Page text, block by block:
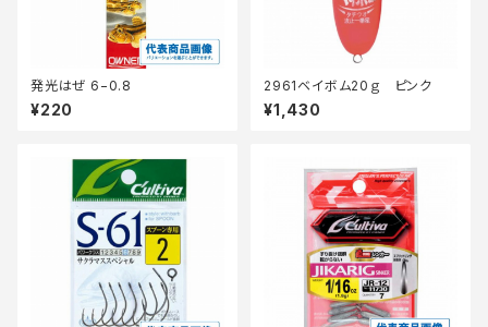
発光はぜ 6−0.8
¥220
2961ベイボム20ｇ ピンク
¥1,430